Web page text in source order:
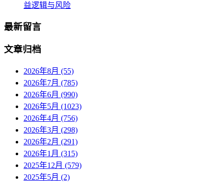
益逻辑与风险
最新留言
文章归档
2026年8月 (55)
2026年7月 (785)
2026年6月 (990)
2026年5月 (1023)
2026年4月 (756)
2026年3月 (298)
2026年2月 (291)
2026年1月 (315)
2025年12月 (579)
2025年5月 (2)